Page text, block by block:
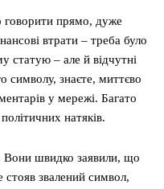
говорити прямо, дуже
втрати – треба було
статую – але й відчутні
символу, знаєте, миттєво
у мережі. Багато
натяків.
Вони швидко заявили, що
стояв звалений символ,